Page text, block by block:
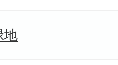
地